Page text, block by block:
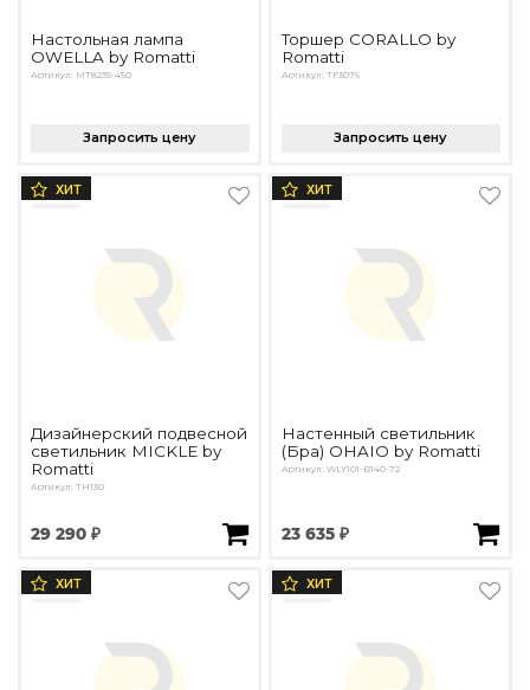
Настольная лампа
OWELLA by Romatti
Артикул: MT8235-450
Запросить цену
Торшер CORALLO by
Romatti
Артикул: TF3076
Запросить цену
ХИТ
Дизайнерский подвесной
светильник MICKLE by
Romatti
Артикул: TH130
29 290 ₽
ХИТ
Настенный светильник
(Бра) OHAIO by Romatti
Артикул: WLY101-B140-72
23 635 ₽
ХИТ ХИТ